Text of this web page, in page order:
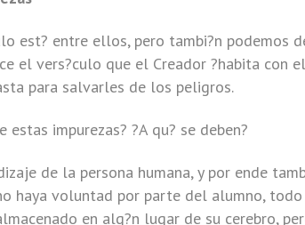
est? entre ellos, pero tambi?n podemos
el vers?culo que el Creador ?habita con
para salvarles de los peligros.
estas impurezas? ?A qu? se deben?
de la persona humana, y por ende
haya voluntad por parte del alumno,
en alg?n lugar de su cerebro,